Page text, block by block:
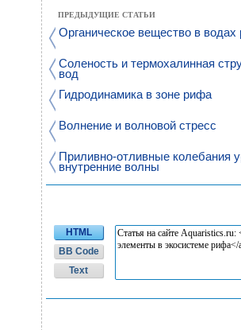
ПРЕДЫДУЩИЕ СТАТЬИ
Органическое вещество в
Соленость и термохалинная
вод
Гидродинамика в зоне рифа
Волнение и волновой стресс
Приливно-отливные колебания
внутренние волны
HTML
BB Code
Text